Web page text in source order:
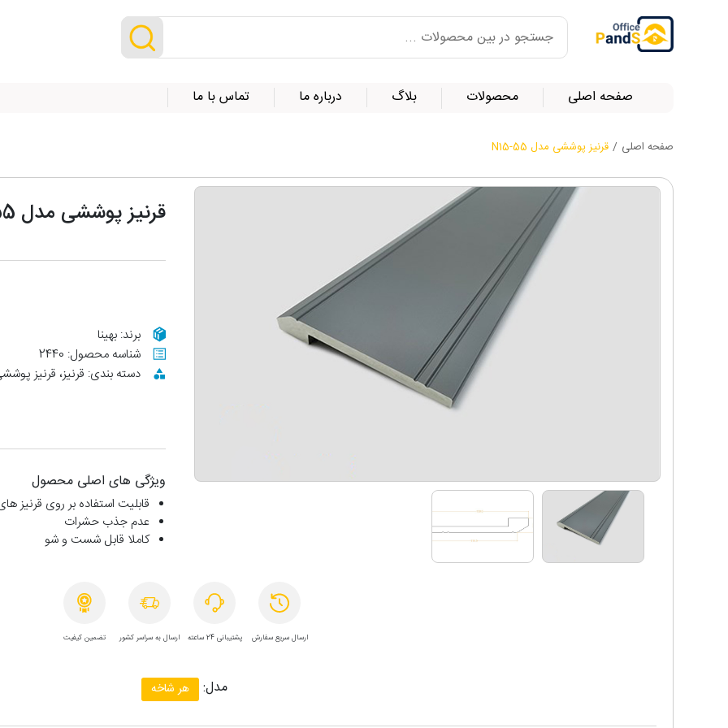
صفحه اصلی محصولات بلاگ درباره ما تماس با ما
صفحه اصلی / قرنیز پوششی مدل N15-55
قرنیز پوششی مدل N15-55
برند: بهینا
شناسه محصول: 2440
دسته بندی: قرنیز، قرنیز
ویژگی های اصلی محصول
قابلیت استفاده بر روی قرنیز
عدم جذب حشرات
کاملا قابل شست و شو
ارسال سریع سفارش پشتیبانی 24 ساعته ارسال به سراسر کشور تضمین کیفیت
مدل: هر شاخه